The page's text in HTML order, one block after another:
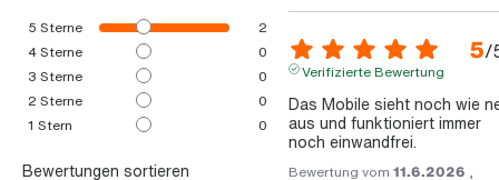
5 Sterne
2
4Sterne
0
3 Sterne
0
2 Sterne
0
1 Stern 0
Bewertungen sortieren
5/
Verifizierte Bewertung
Das Mobile sieht noch wie
aus und funktioniert immer
noch einwandfrei.
Bewertung vom 11.6.2026 ,